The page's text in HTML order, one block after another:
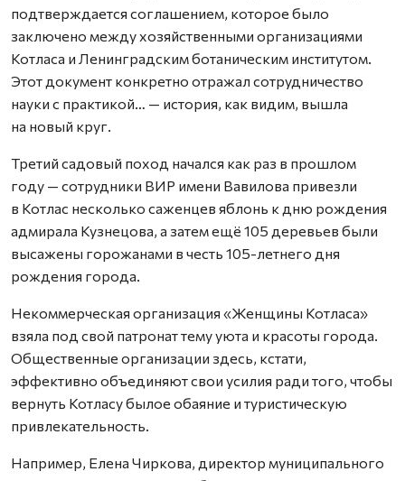
подтверждается соглашением, которое было
заключено между хозяйственными организациями
Котласа и Ленинградским ботаническим институтом.
Этот документ конкретно отражал сотрудничество
науки с практикой… — история, как видим, вышла
на новый круг.
Третий садовый поход начался как раз в прошлом
году — сотрудники ВИР имени Вавилова привезли
в Котлас несколько саженцев яблонь к дню рождения
адмирала Кузнецова, а затем ещё 105 деревьев были
высажены горожанами в честь 105-летнего дня
рождения города.
Некоммерческая организация «Женщины Котласа»
взяла под свой патронат тему уюта и красоты города.
Общественные организации здесь, кстати,
эффективно объединяют свои усилия ради того, чтобы
вернуть Котласу былое обаяние и туристическую
привлекательность.
Например, Елена Чиркова, директор муниципального